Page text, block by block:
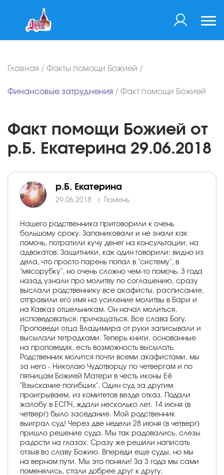
Главная / Факты помощи Божией /
Финансовые затруднения / Факт помощи Божией
Факт помощи Божией от
р.Б. Екатерина 29.06.2018
р.Б. Екатерина
29.06.2018 г. Тюмень
Нашего родственника приговорили к очень
большому сроку. Запаниковали и не знали как
помочь, потратили кучу денег на консультации, на
адвокатов. Защитники, как один говорили: видно из
дела, что просто парень попал в "систему", в
"мясорубку", но очень сложно чем-то помочь. 3 года
назад узнали про молитву по соглашению, сразу
выслали родственнику все акафисты, расписание,
отправили его имя на усиление молитвы в Бари и
на Кавказ отшельникам. Он начал молиться,
исповедоваться, причащаться. Все слава Богу.
Проповеди отца Владимира от руки записывали и
высылали тетрадками. Теперь книги, основанные
на проповедях, есть возможность высылать.
Родственник молится почти всеми акафистами, мы
за него - Николаю Чудотворцу по четвергам и по
пятницам Божией Матери в честь иконы Её
"Взыскание погибших". Один суд за другим
проигрываем, из комитетов везде отказ. Подали
жалобу в ЕСПЧ, ждали несколько лет. 14 июня (в
четверг) было заседание. Мой родственник
выиграл суд! Через две недели 28 июня (в четверг)
пришло решение суда. Мы так радовались, слезы
радости на глазах. Сразу же решили написать
отзыв во славу Божию. Впереди еще суды, но мы
на верном пути. Мы это поняли! За 3 года мы сами
поменялись, стали добрее друг к другу,